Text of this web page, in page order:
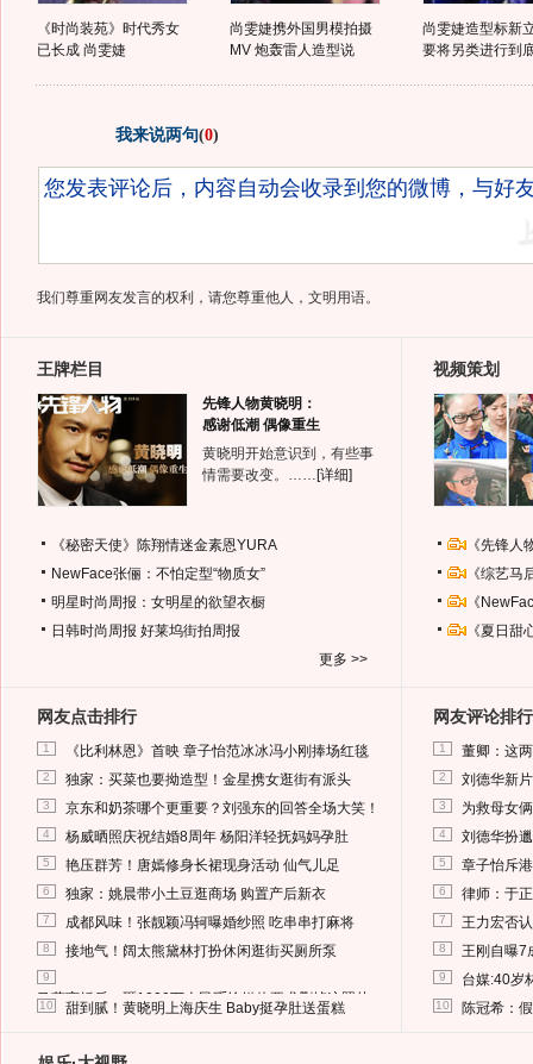
《时尚装苑》时代秀女
已长成 尚雯婕
尚雯婕携外国男模拍摄
MV 炮轰雷人造型说
尚雯婕造型标新
要将另类进行到
我来说两句(0)
我们尊重网友发言的权利，请您尊重他人，文明用语。
王牌栏目
先锋人物黄晓明：
感谢低潮 偶像重生
黄晓明开始意识到，有些事
情需要改变。…… [详细]
《秘密天使》陈翔情迷金素恩YURA
NewFace张俪：不怕定型“物质女”
明星时尚周报：女明星的欲望衣橱
日韩时尚周报 好莱坞街拍周报
更多 >>
视频策划
《先锋
《综艺
《
《夏日
网友点击排行
1 《比利林恩》首映 章子怡范冰冰冯小刚捧场红毯
2 独家：买菜也要拗造型！金星携女逛街有派头
3 京东和奶茶哪个更重要？刘强东的回答全场大笑！
4 杨威晒照庆祝结婚8周年 杨阳洋轻抚妈妈孕肚
5 艳压群芳！唐嫣修身长裙现身活动 仙气儿足
6 独家：姚晨带小土豆逛商场 购置产后新衣
7 成都风味！张靓颖冯轲曝婚纱照 吃串串打麻将
8 接地气！阔太熊黛林打扮休闲逛街买厕所泵
9
马蓉离婚后，砸1000万人民币给媒体要求删掉这照片
10 甜到腻！黄晓明上海庆生 Baby挺孕肚送蛋糕
网友评论排行
1 董卿：这
2 刘德华新
3 为救母女
4 刘德华扮
5 章子怡斥
6 律师：于
7 王力宏否
8 王刚自曝7
9 台媒:40岁
10 陈冠希：